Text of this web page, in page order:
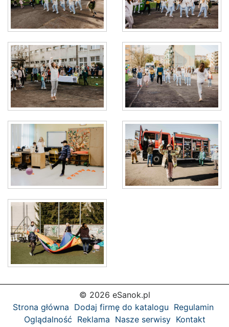
© 2026 eSanok.pl
Strona główna Dodaj firmę do katalogu Regulamin
Oglądalność Reklama Nasze serwisy Kontakt